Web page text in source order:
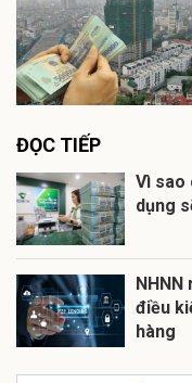
ĐỌC TIẾP
Vì sao
dụng
điều
hàng